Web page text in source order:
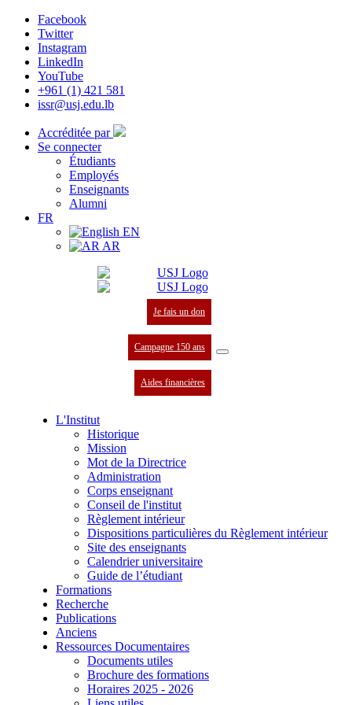
Facebook
Twitter
Instagram
LinkedIn
YouTube
+961 (1) 421 581
issr@usj.edu.lb
Accréditée par
Se connecter
Étudiants
Employés
Enseignants
Alumni
FR
EN
AR
Je fais un don
Campagne 150 ans
Aides financières
L'Institut
Historique
Mission
Mot de la Directrice
Administration
Corps enseignant
Conseil de l'institut
Règlement intérieur
Dispositions particulières du Règlement intérieur
Site des enseignants
Calendrier universitaire
Guide de l’étudiant
Formations
Recherche
Publications
Anciens
Ressources Documentaires
Documents utiles
Brochure des formations
Horaires 2025 - 2026